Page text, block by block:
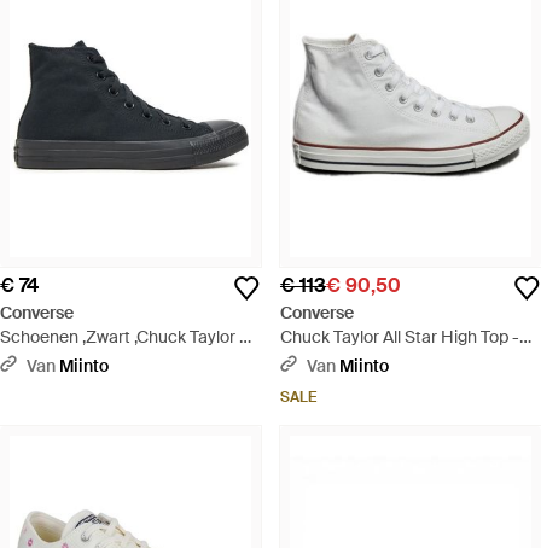
€ 74
Converse
Schoenen ,Zwart ,Chuck Taylor All
Star Mono Canvas High Top -
Van Miinto
€ 113€ 90,50
Converse
Chuck Taylor All Star High Top -
GrijsVan Miinto
SALE